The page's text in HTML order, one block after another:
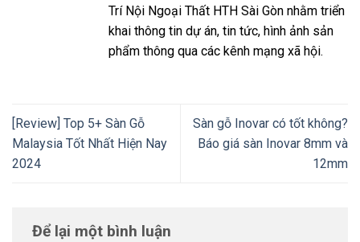
Trí Nội Ngoại Thất HTH Sài Gòn nhằm triển
khai thông tin dự án, tin tức, hình ảnh sản
phẩm thông qua các kênh mạng xã hội.
[Review] Top 5+ Sàn Gỗ
Malaysia Tốt Nhất Hiện Nay
2024
Sàn gỗ Inovar có tốt không?
Báo giá sàn Inovar 8mm và
12mm
Để lại một bình luận